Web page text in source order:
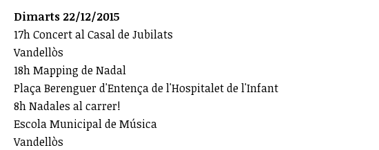
Dimarts 22/12/2015
17h Concert al Casal de Jubilats
Vandellòs
18h Mapping de Nadal
Plaça Berenguer d'Entença de l'Hospitalet de l'Infant
8h Nadales al carrer!
Escola Municipal de Música
Vandellòs